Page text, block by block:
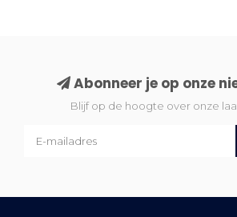
Abonneer je op onze
Blijf op de hoogte over onze